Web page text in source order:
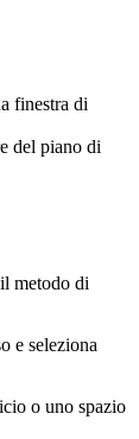
finestra di
del piano di
metodo di
e seleziona
o uno spazio